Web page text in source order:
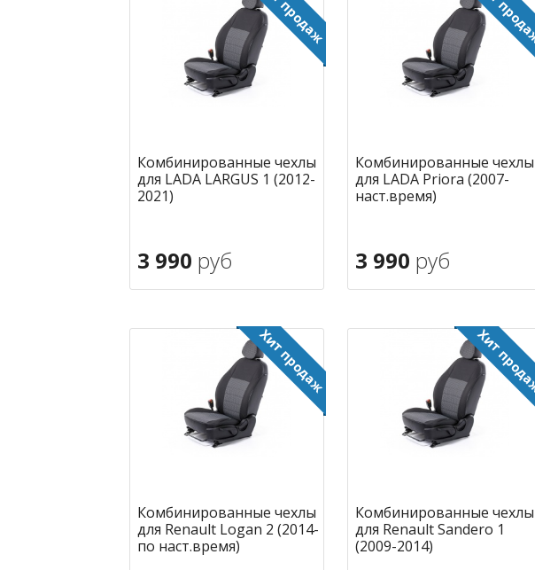
Комбинированные чехлы
для LADA LARGUS 1 (2012-
2021)
3 990 руб
Комбинированные чехлы
для LADA Priora (2007-
наст.время)
3 990 руб
Комбинированные чехлы
для Renault Logan 2 (2014-
по наст.время)
Комбинированные чехлы
для Renault Sandero 1
(2009-2014)